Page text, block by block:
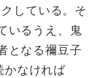
している。そ
いるうえ、鬼
となる禰豆子
かなければ